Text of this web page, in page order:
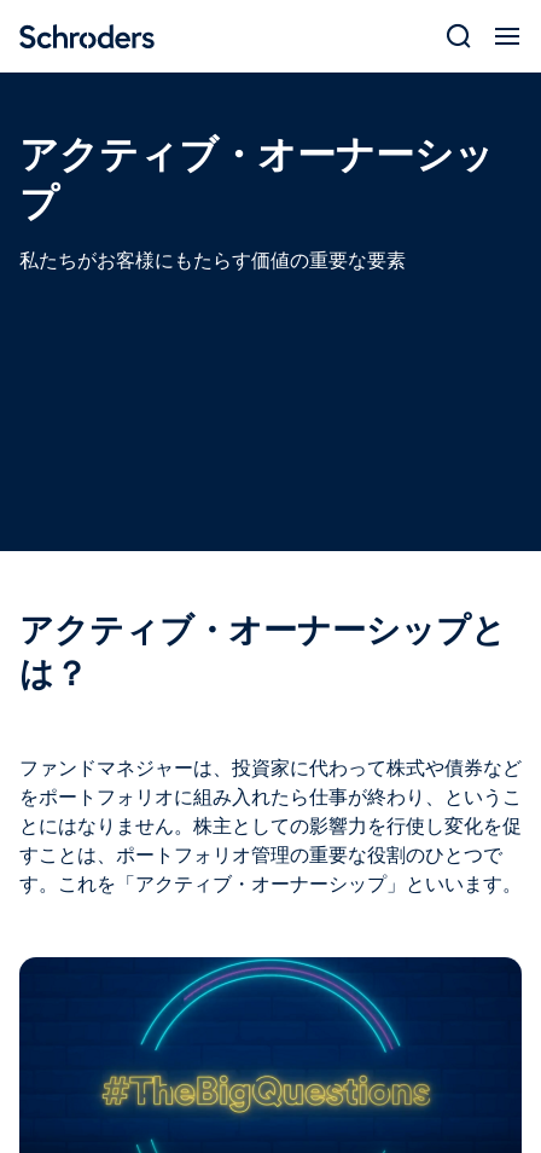
content
アクティブ・オーナーシッ
プ
私たちがお客様にもたらす価値の重要な要素
アクティブ・オーナーシップと
は？
ファンドマネジャーは、投資家に代わって株式や債券など
をポートフォリオに組み入れたら仕事が終わり、というこ
とにはなりません。株主としての影響力を行使し変化を促
すことは、ポートフォリオ管理の重要な役割のひとつで
す。これを「アクティブ・オーナーシップ」といいます。